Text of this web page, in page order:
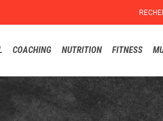
COACHING NUTRITION FITNESS